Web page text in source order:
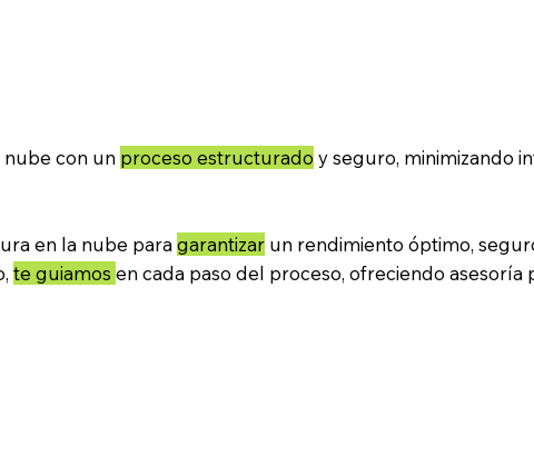
nube con un proceso estructurado y seguro, minimizando
en la nube para garantizar un rendimiento óptimo,
te guiamos en cada paso del proceso, ofreciendo